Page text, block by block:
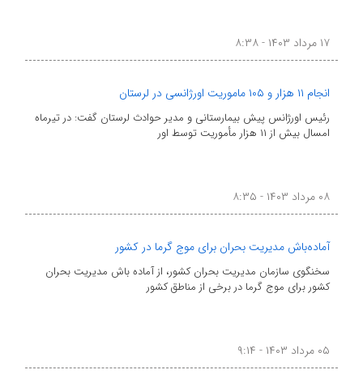
۱۷ مرداد ۱۴۰۳ - ۸:۳۸
انجام ۱۱ هزار و ۱۰۵ ماموریت اورژانسی در لرستان
رئیس اورژانس پیش بیمارستانی و مدیر حوادث لرستان گفت: در تیرماه
امسال بیش از ۱۱ هزار مأموریت توسط اور
۰۸ مرداد ۱۴۰۳ - ۸:۳۵
آماده‌باش مدیریت بحران برای موج گرما در کشور
سخنگوی سازمان مدیریت بحران کشور، از آماده باش مدیریت بحران
کشور برای موج گرما در برخی از مناطق کشور
۰۵ مرداد ۱۴۰۳ - ۹:۱۴